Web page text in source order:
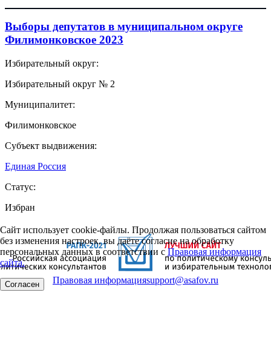
Выборы депутатов в муниципальном округе
Филимонковское 2023
Избирательный округ:
Избирательный округ № 2
Муниципалитет:
Филимонковское
Субъект выдвижения:
Единая Россия
Статус:
Избран
Сайт использует cookie-файлы. Продолжая пользоваться сайтом
без изменения настроек, вы даёте согласие на обработку
персональных данных в соответствии сПравовая информация
сайта.
Согласен Правовая информацияsupport@asafov.ru